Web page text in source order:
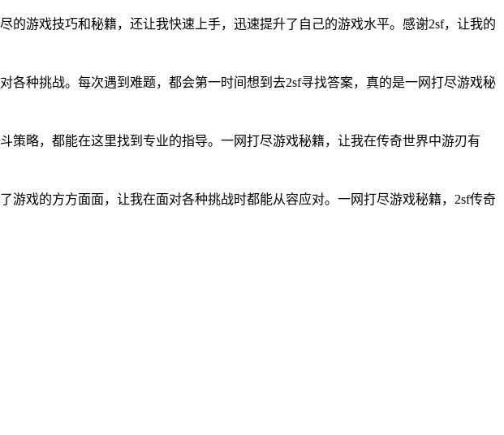
游戏技巧和秘籍，还让我快速上手，迅速提升了自己的游戏水平。感谢2sf，让我的
种挑战。每次遇到难题，都会第一时间想到去2sf寻找答案，真的是一网打尽游戏秘
策略，都能在这里找到专业的指导。一网打尽游戏秘籍，让我在传奇世界中游刃有
戏的方方面面，让我在面对各种挑战时都能从容应对。一网打尽游戏秘籍，2sf传奇